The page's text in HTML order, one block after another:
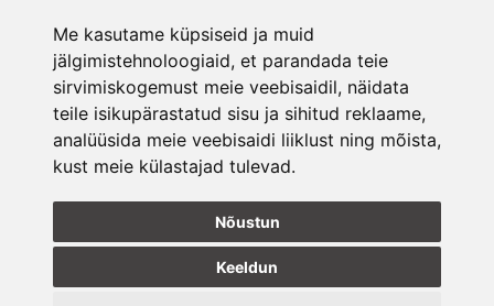
Me kasutame küpsiseid ja muid
jälgimistehnoloogiaid, et parandada teie
sirvimiskogemust meie veebisaidil, näidata
teile isikupärastatud sisu ja sihitud reklaame,
analüüsida meie veebisaidi liiklust ning mõista,
kust meie külastajad tulevad.
Nõustun
Keeldun
E-POOD
KAUPLUSED